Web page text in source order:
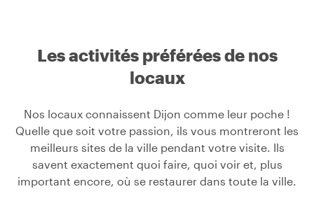
Les activités préférées de nos
locaux
Nos locaux connaissent Dijon comme leur poche !
Quelle que soit votre passion, ils vous montreront les
meilleurs sites de la ville pendant votre visite. Ils
savent exactement quoi faire, quoi voir et, plus
important encore, où se restaurer dans toute la ville.